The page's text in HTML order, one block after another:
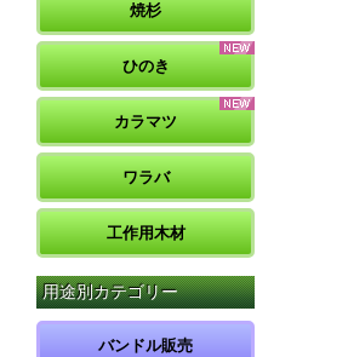
焼杉
ひのき
カラマツ
ワラバ
工作用木材
用途別カテゴリー
バンドル販売